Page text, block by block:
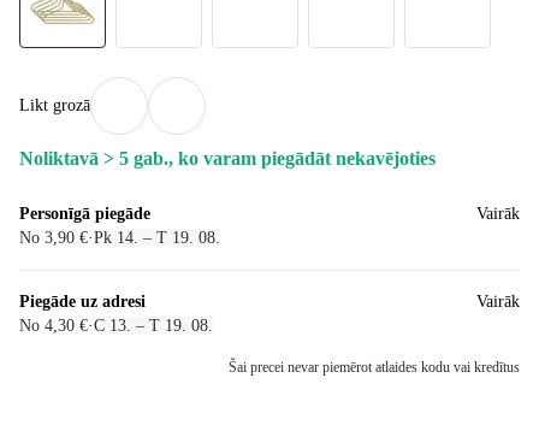
Likt grozā
Noliktavā > 5 gab., ko varam piegādāt nekavējoties
Personīgā piegāde
No 3,90 €·Pk 14. – T 19. 08.
Vairāk
Piegāde uz adresi
No 4,30 €·C 13. – T 19. 08.
Vairāk
Šai precei nevar piemērot atlaides kodu vai kredītus